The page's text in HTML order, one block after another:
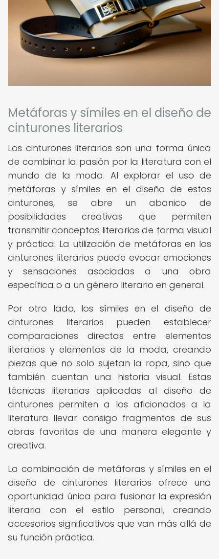
Metáforas y símiles en el diseño de
cinturones literarios
Los cinturones literarios son una forma única
de combinar la pasión por la literatura con el
mundo de la moda. Al explorar el uso de
metáforas y símiles en el diseño de estos
cinturones, se abre un abanico de
posibilidades creativas que permiten
transmitir conceptos literarios de forma visual
y práctica. La utilización de metáforas en los
cinturones literarios puede evocar emociones
y sensaciones asociadas a una obra
específica o a un género literario en general.
Por otro lado, los símiles en el diseño de
cinturones literarios pueden establecer
comparaciones directas entre elementos
literarios y elementos de la moda, creando
piezas que no solo sujetan la ropa, sino que
también cuentan una historia visual. Estas
técnicas literarias aplicadas al diseño de
cinturones permiten a los aficionados a la
literatura llevar consigo fragmentos de sus
obras favoritas de una manera elegante y
creativa.
La combinación de metáforas y símiles en el
diseño de cinturones literarios ofrece una
oportunidad única para fusionar la expresión
literaria con el estilo personal, creando
accesorios significativos que van más allá de
su función práctica.